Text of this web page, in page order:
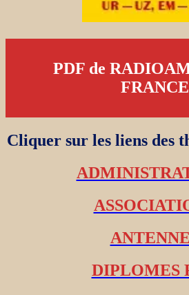
PDF de
FRANCE
Cliquer sur les liens des
DIPLOMES